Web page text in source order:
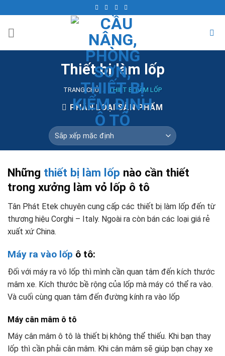
to
content
Thiết bị làm lốp
TRANG CHỦ / THIẾT BỊ LÀM LỐP
PHÂN LOẠI SẢN PHẨM
Những thiết bị làm lốp nào cần thiết
trong xưởng làm vỏ lốp ô tô
Tân Phát Etek chuyên cung cấp các thiết bị làm lốp đến từ
thương hiệu Corghi – Italy. Ngoài ra còn bán các loại giá rẻ
xuất xứ China.
Máy ra vào lốp ô tô:
Đối với máy ra vô lốp thì mình cần quan tâm đến kích thước
mâm xe. Kích thước bề rộng của lốp mà máy có thể ra vào.
Và cuối cùng quan tâm đến đường kính ra vào lốp
Máy cân mâm ô tô
Máy cân mâm ô tô là thiết bị không thể thiếu. Khi bạn thay
lốp thì cần phải cân mâm. Khi cân mâm sẽ giúp bạn chạy xe